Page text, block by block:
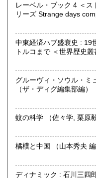
取り扱い分野
古書一般（その他）
レーベル・ブック 4 ＜
リーズ Strange days
中東経済ハブ盛衰史 : 19
グルーヴィ・ソウル・ミ
（ザ・ディグ編集部編）
蚊の科学 （佐々学,
橘樸と中国 （山本秀夫
ディナミック : 石川三